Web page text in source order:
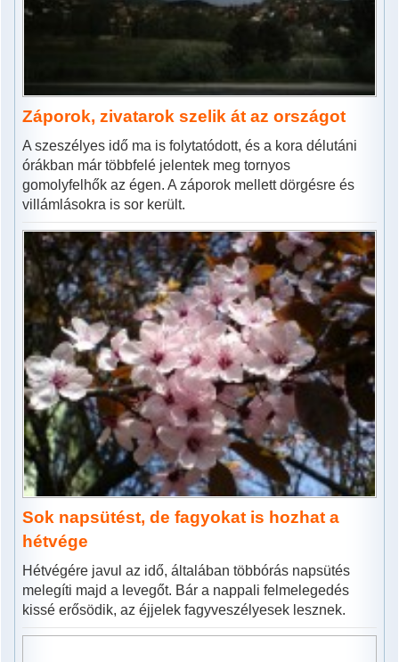
Záporok, zivatarok szelik át az országot
A szeszélyes idő ma is folytatódott, és a kora délutáni
órákban már többfelé jelentek meg tornyos
gomolyfelhők az égen. A záporok mellett dörgésre és
villámlásokra is sor került.
Sok napsütést, de fagyokat is hozhat a
hétvége
Hétvégére javul az idő, általában többórás napsütés
melegíti majd a levegőt. Bár a nappali felmelegedés
kissé erősödik, az éjjelek fagyveszélyesek lesznek.